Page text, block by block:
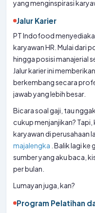
yang menginspirasi
Jalur Karier
PT Indofood
karyawan HR. Mulai dari
hingga posisi manajerial
Jalur karier ini
berkembang secara
jawab yang lebih besar.
Bicara soal gaji, tau
cukup menjanjikan? Tapi,
karyawan di perusahaan
majalengka . Balik lagi
sumber yang aku baca,
per bulan.
Lumayan juga, kan?
Program Pelatihan